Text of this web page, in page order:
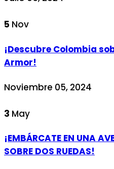
5 Nov
¡Descubre Colombia
Armor!
Noviembre 05, 2024
3 May
¡EMBÁRCATE EN UNA
SOBRE DOS RUEDAS!